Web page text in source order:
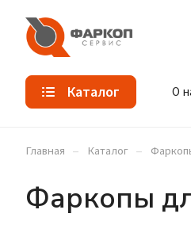
Каталог О
Главная – Каталог –
Фаркопы